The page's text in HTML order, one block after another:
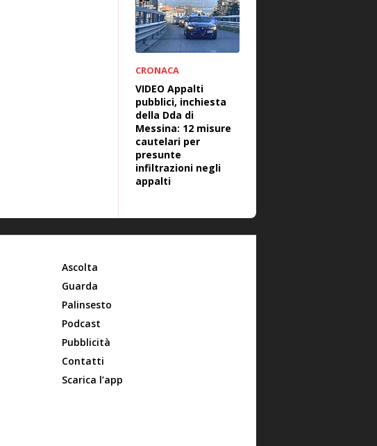
CRONACA
VIDEO Appalti
pubblici, inchiesta
della Dda di
Messina: 12 misure
cautelari per
presunte
infiltrazioni negli
appalti
Ascolta
Guarda
Palinsesto
Podcast
Pubblicità
Contatti
Scarica l’app